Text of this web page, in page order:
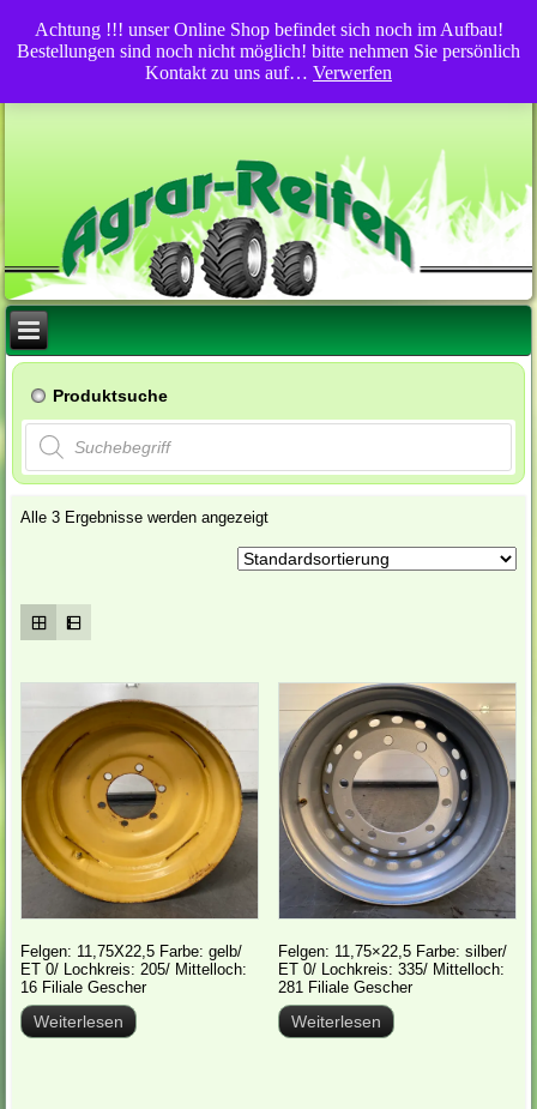
Produktsuche
Products
search
Alle 3 Ergebnisse werden angezeigt
Felgen: 11,75X22,5 Farbe: gelb/
ET 0/ Lochkreis: 205/ Mittelloch:
16 Filiale Gescher
Weiterlesen
Felgen: 11,75×22,5 Farbe: silber/
ET 0/ Lochkreis: 335/ Mittelloch:
281 Filiale Gescher
Weiterlesen
Achtung !!! unser Online Shop befindet sich noch im Aufbau!
Bestellungen sind noch nicht möglich! bitte nehmen Sie persönlich
Kontakt zu uns auf… Verwerfen